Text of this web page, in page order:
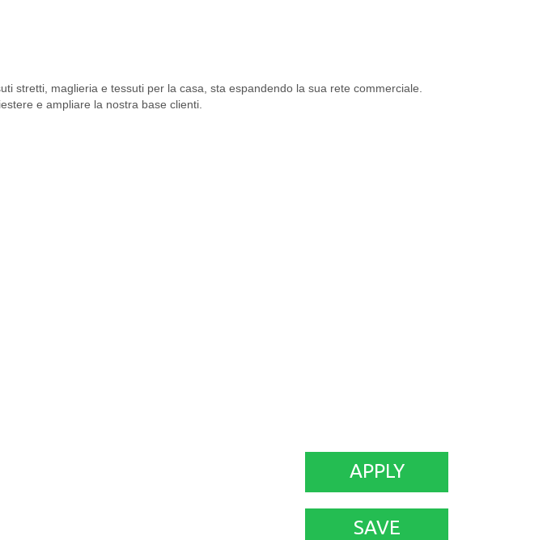
stretti, maglieria e tessuti per la casa, sta espandendo la sua rete commerciale.
e ampliare la nostra base clienti.
APPLY
SAVE